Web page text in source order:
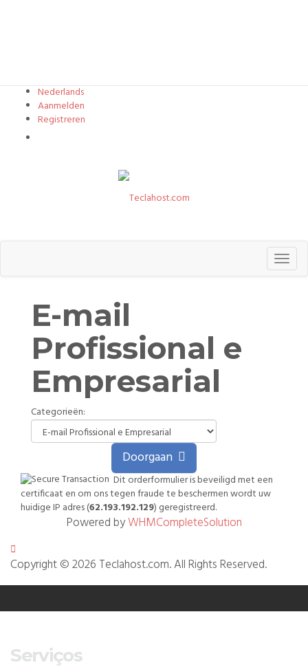
Nederlands
Aanmelden
Registreren
E-mail
Profissional e
Empresarial
Categorieën:
Doorgaan
Dit orderformulier is beveiligd met een
certificaat en om ons tegen fraude te beschermen wordt uw
huidige IP adres (62.193.192.129) geregistreerd.
Powered byWHMCompleteSolution
Copyright © 2026 Teclahost.com. All Rights Reserved.
Serviços